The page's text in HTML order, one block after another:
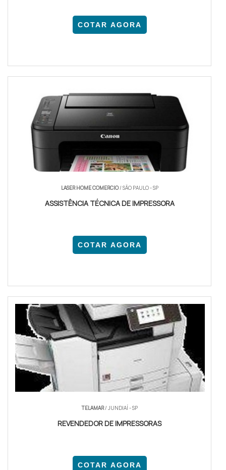
COTAR AGORA
LASER HOME COMERCIO/ SÃO PAULO - SP
ASSISTÊNCIA TÉCNICA DE IMPRESSORA
COTAR AGORA
TELAMAR/ JUNDIAÍ - SP
REVENDEDOR DE IMPRESSORAS
COTAR AGORA